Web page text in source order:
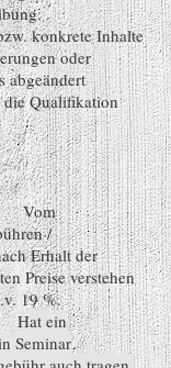
konkrete Inhalte
oder
abgeändert
die Qualifikation
vermittelt.
/
Erhalt der
Preise verstehen
i.H.v. 19 %.
Hat ein
Seminar